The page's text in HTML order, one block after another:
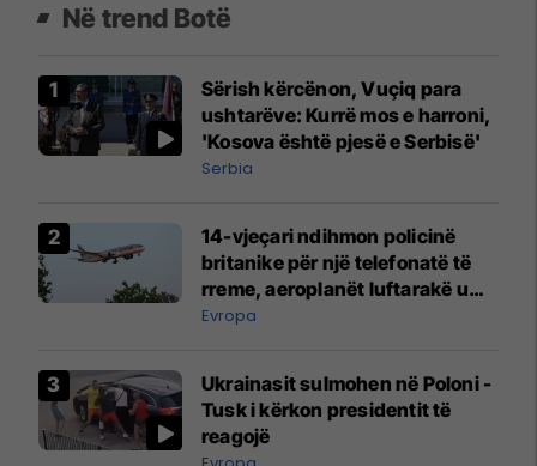
Në trend Botë
Sërish kërcënon, Vuçiq para
ushtarëve: Kurrë mos e harroni,
'Kosova është pjesë e Serbisë'
Serbia
14-vjeçari ndihmon policinë
britanike për një telefonatë të
rreme, aeroplanët luftarakë u
ngritën në ajër për të
Mançesterit
Evropa
Ukrainasit sulmohen në Poloni -
Tusk i kërkon presidentit të
reagojë